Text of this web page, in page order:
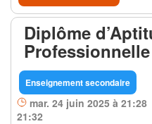
Diplôme
Professionnelle
Enseignement secondaire
mar. 24 juin 2025 à
21:32